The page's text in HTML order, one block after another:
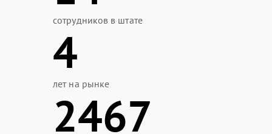
сотрудников в штате
4
лет на рынке
2467